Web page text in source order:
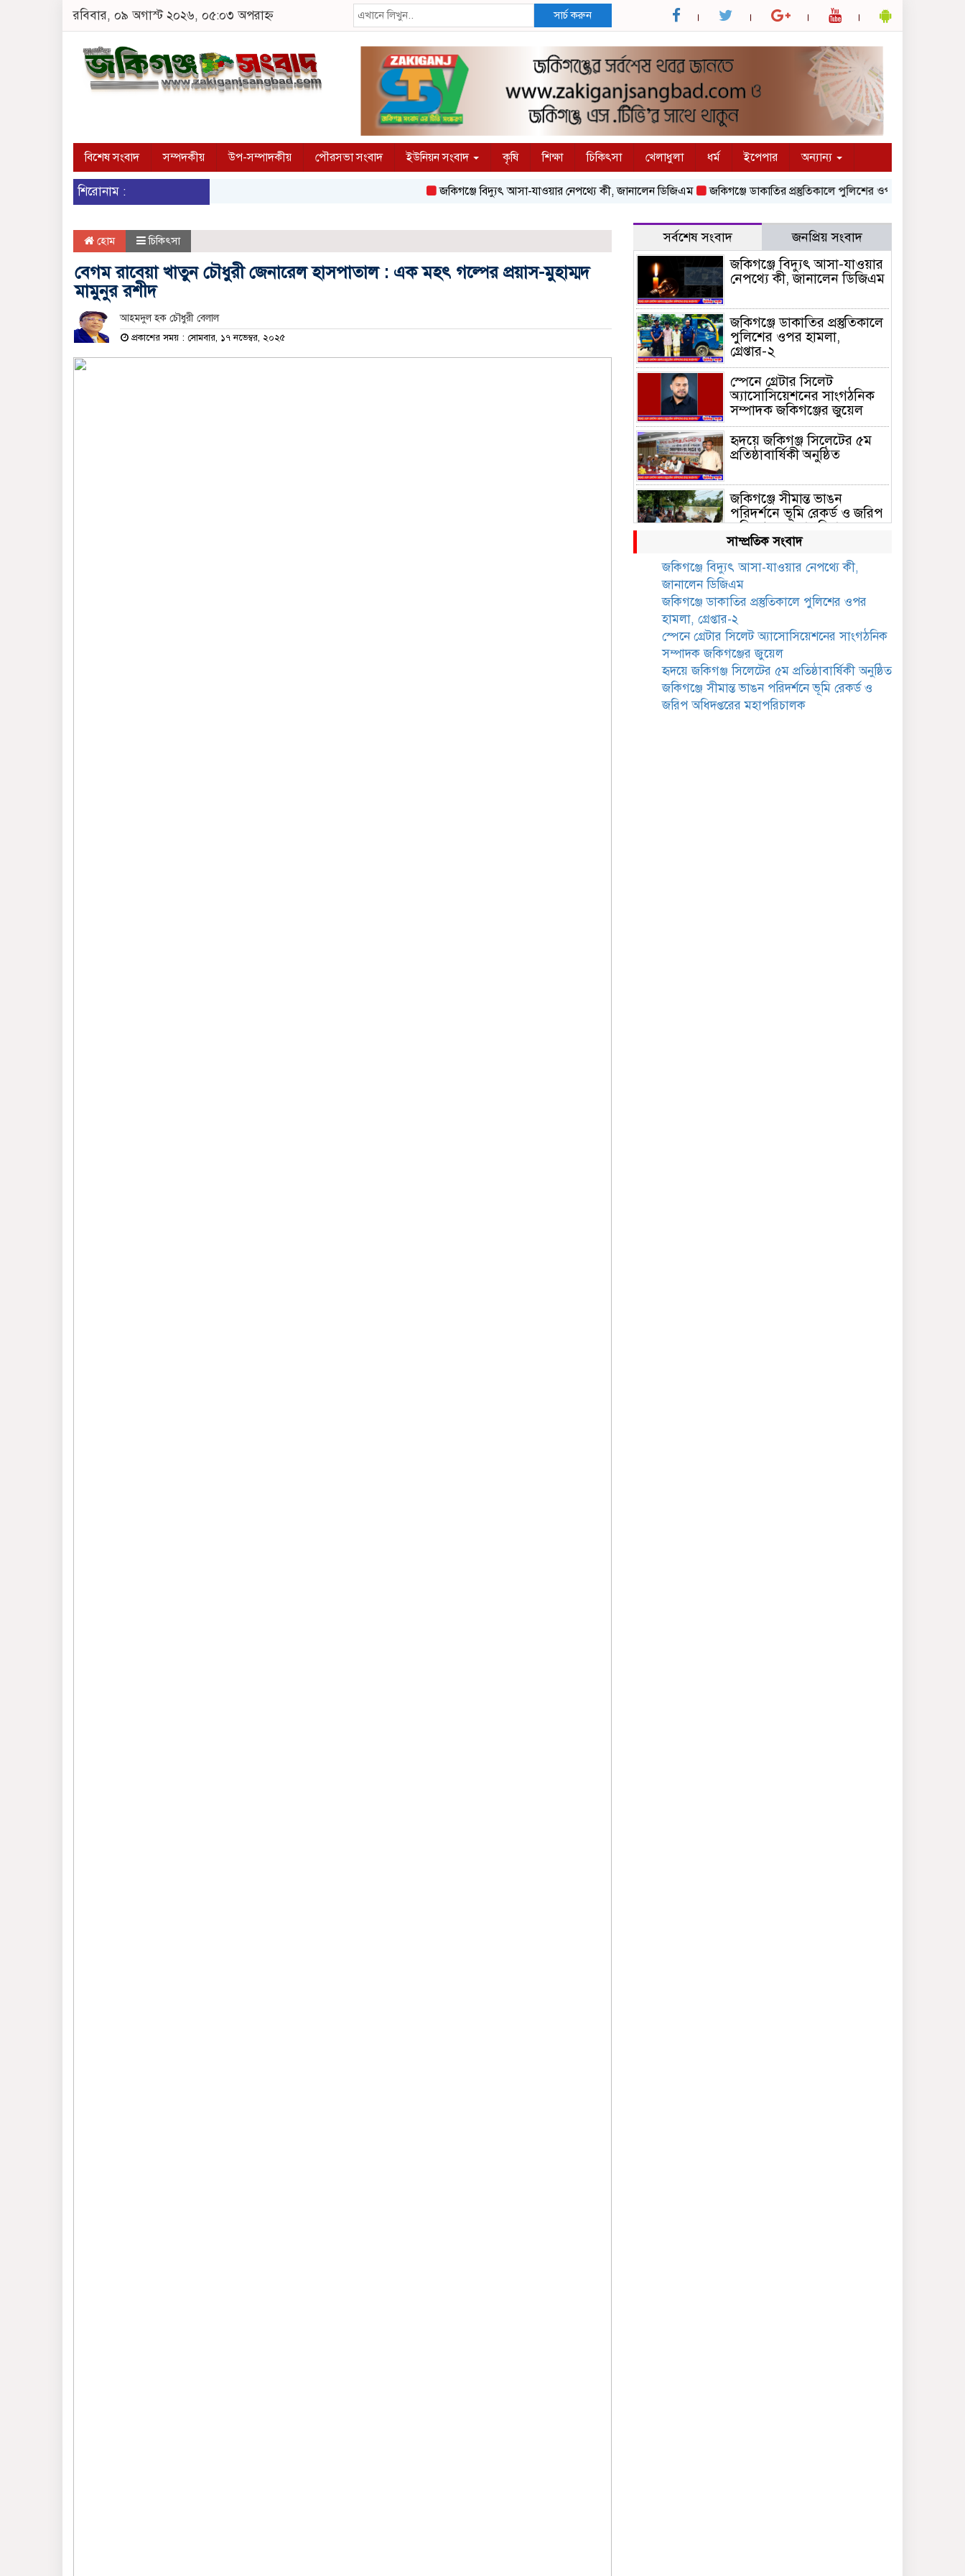
রবিবার, ০৯ অগাস্ট ২০২৬, ০৫:০৩ অপরাহ্ন সার্চ করুন
বিশেষ সংবাদ সম্পদকীয় উপ-সম্পাদকীয় পৌরসভা সংবাদ ইউনিয়ন সংবাদ কৃষি শিক্ষা চিকিৎসা খেলাধুলা ধর্ম ইপেপার অন্যান্য
শিরোনাম : জকিগঞ্জে বিদ্যুৎ আসা-যাওয়ার নেপথ্যে কী, জানালেন ডিজিএম জকিগঞ্জে ডাকাতির প্রস্তুতিকালে পুলিশের ওপর হামলা, গ্রেপ্তার-২
হোম চিকিৎসা
বেগম রাবেয়া খাতুন চৌধুরী জেনারেল হাসপাতাল : এক মহৎ গল্পের প্রয়াস-মুহাম্মদ
মামুনুর রশীদ
আহমদুল হক চৌধুরী বেলাল
প্রকাশের সময় : সোমবার, ১৭ নভেম্বর, ২০২৫
সর্বশেষ সংবাদ জনপ্রিয় সংবাদ
জকিগঞ্জে বিদ্যুৎ আসা-যাওয়ার
নেপথ্যে কী, জানালেন ডিজিএম
জকিগঞ্জে ডাকাতির প্রস্তুতিকালে
পুলিশের ওপর হামলা,
গ্রেপ্তার-২
স্পেনে গ্রেটার সিলেট
অ্যাসোসিয়েশনের সাংগঠনিক
সম্পাদক জকিগঞ্জের জুয়েল
হৃদয়ে জকিগঞ্জ সিলেটের ৫ম
প্রতিষ্ঠাবার্ষিকী অনুষ্ঠিত
জকিগঞ্জে সীমান্ত ভাঙন
পরিদর্শনে ভূমি রেকর্ড ও জরিপ
অধিদপ্তরের মহাপরিচালক
জকিগঞ্জে নারী ও শিশু নির্যাতন
ও বাল্যবিবাহ প্রতিরোধে
আন্তঃকলেজ বিতর্ক অনুষ্ঠিত
জকিগঞ্জে বালাউট ছাহেব বাড়ীর
উদ্যোগে দিনব্যাপী ফ্রি চক্ষু
সেবা ক্যাম্প
জকিগঞ্জে সাজাপ্রাপ্ত আসামিসহ
গ্রেফতার ২
সাম্প্রতিক সংবাদ
জকিগঞ্জে বিদ্যুৎ আসা-যাওয়ার নেপথ্যে কী,
জানালেন ডিজিএম
জকিগঞ্জে ডাকাতির প্রস্তুতিকালে পুলিশের ওপর
হামলা, গ্রেপ্তার-২
স্পেনে গ্রেটার সিলেট অ্যাসোসিয়েশনের সাংগঠনিক
সম্পাদক জকিগঞ্জের জুয়েল
হৃদয়ে জকিগঞ্জ সিলেটের ৫ম প্রতিষ্ঠাবার্ষিকী অনুষ্ঠিত
জকিগঞ্জে সীমান্ত ভাঙন পরিদর্শনে ভূমি রেকর্ড ও
জরিপ অধিদপ্তরের মহাপরিচালক